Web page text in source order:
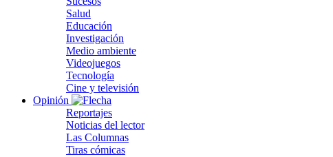
Salud
Educación
Investigación
Medio ambiente
Videojuegos
Tecnología
Cine y televisión
Opinión
Reportajes
Noticias del lector
Las Columnas
Tiras cómicas